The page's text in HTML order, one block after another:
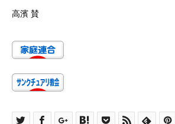
高濱 賛